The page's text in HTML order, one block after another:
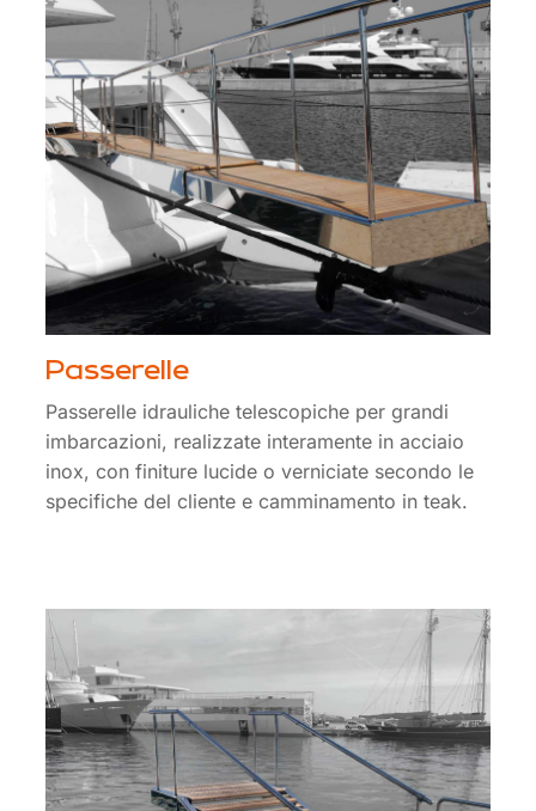
Passerelle
Passerelle idrauliche telescopiche per grandi
imbarcazioni, realizzate interamente in acciaio
inox, con finiture lucide o verniciate secondo le
specifiche del cliente e camminamento in teak.